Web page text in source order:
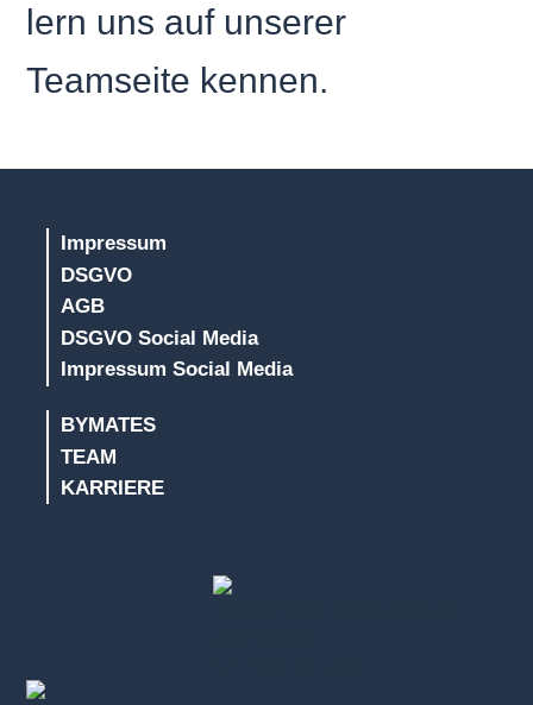
lern uns auf unserer
Teamseite kennen.
Impressum
DSGVO
AGB
DSGVO Social Media
Impressum Social Media
BYMATES
TEAM
KARRIERE